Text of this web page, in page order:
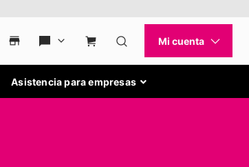
Asistencia para empresas